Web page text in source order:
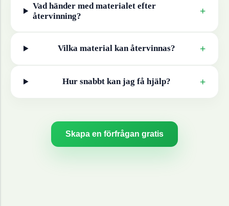
Vad händer med materialet efter
återvinning?
+
Vilka material kan återvinnas? +
Hur snabbt kan jag få hjälp? +
Skapa en förfrågan gratis